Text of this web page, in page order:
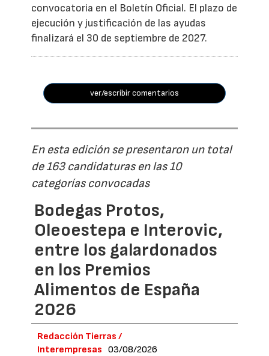
convocatoria en el Boletín Oficial. El plazo de
ejecución y justificación de las ayudas
finalizará el 30 de septiembre de 2027.
ver/escribir comentarios
En esta edición se presentaron un total
de 163 candidaturas en las 10
categorías convocadas
Bodegas Protos,
Oleoestepa e Interovic,
entre los galardonados
en los Premios
Alimentos de España
2026
Redacción Tierras /
Interempresas
03/08/2026